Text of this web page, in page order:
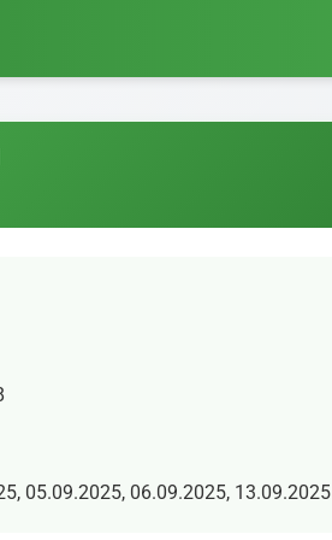
05.09.2025, 06.09.2025, 13.09.2025